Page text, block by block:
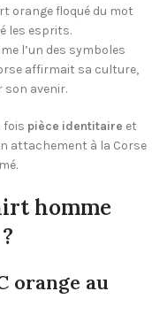
orange floqué du mot
les esprits.
l’un des symboles
affirmait sa culture,
son avenir.
fois pièce identitaire et
attachement à la Corse
homme
orange au